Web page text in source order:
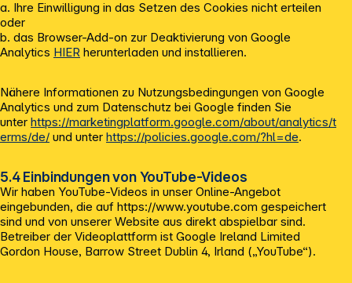
a. Ihre Einwilligung in das Setzen des Cookies nicht erteilen
oder
b. das Browser-Add-on zur Deaktivierung von Google
Analytics HIER herunterladen und installieren.
Nähere Informationen zu Nutzungsbedingungen von Google
Analytics und zum Datenschutz bei Google finden Sie
unter https://marketingplatform.google.com/about/analytics/t
erms/de/ und unter https://policies.google.com/?hl=de.
5.4 Einbindungen von YouTube-Videos
Wir haben YouTube-Videos in unser Online-Angebot
eingebunden, die auf https://www.youtube.com gespeichert
sind und von unserer Website aus direkt abspielbar sind.
Betreiber der Videoplattform ist Google Ireland Limited
Gordon House, Barrow Street Dublin 4, Irland („YouTube“).